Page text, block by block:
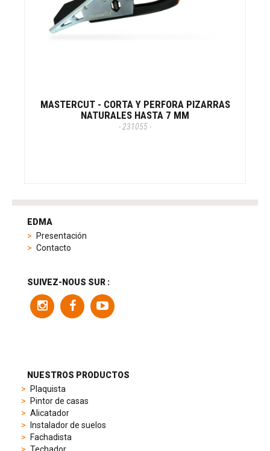
MASTERCUT - CORTA Y PERFORA PIZARRAS
NATURALES HASTA 7 MM
- 231055 -
tag
product
sporty
chronographs
elegant
watches.
EDMA
Presentación
Contacto
SUIVEZ-NOUS SUR :
NUESTROS PRODUCTOS
Plaquista
Pintor de casas
Alicatador
Instalador de suelos
Fachadista